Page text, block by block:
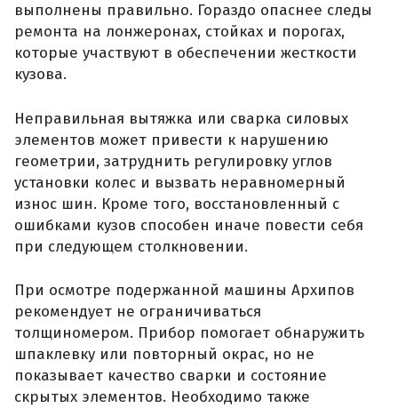
выполнены правильно. Гораздо опаснее следы
ремонта на лонжеронах, стойках и порогах,
которые участвуют в обеспечении жесткости
кузова.
Неправильная вытяжка или сварка силовых
элементов может привести к нарушению
геометрии, затруднить регулировку углов
установки колес и вызвать неравномерный
износ шин. Кроме того, восстановленный с
ошибками кузов способен иначе повести себя
при следующем столкновении.
При осмотре подержанной машины Архипов
рекомендует не ограничиваться
толщиномером. Прибор помогает обнаружить
шпаклевку или повторный окрас, но не
показывает качество сварки и состояние
скрытых элементов. Необходимо также